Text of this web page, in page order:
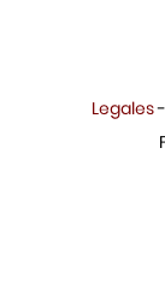
Legales-